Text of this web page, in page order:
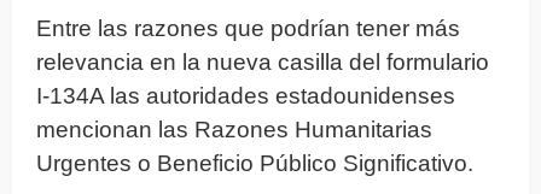
Entre las razones que podrían tener más
relevancia en la nueva casilla del formulario
I-134A las autoridades estadounidenses
mencionan las Razones Humanitarias
Urgentes o Beneficio Público Significativo.